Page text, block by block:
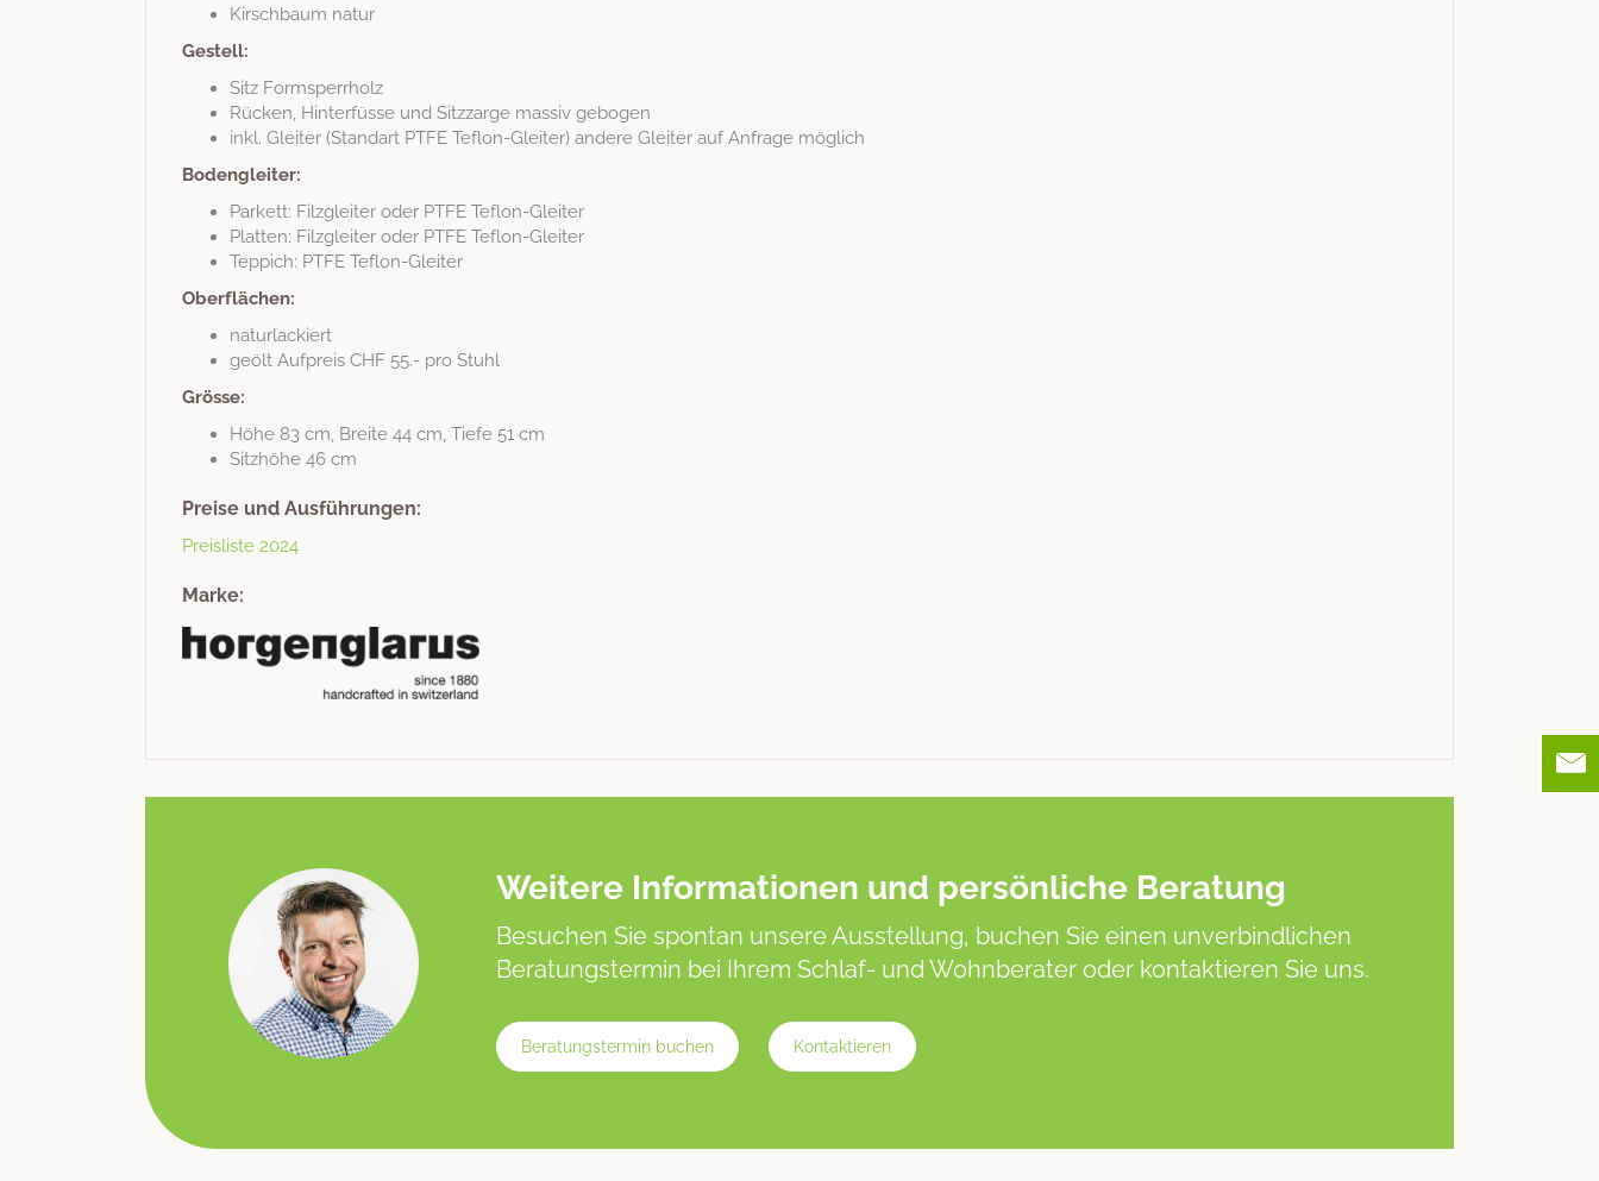
Kirschbaum natur
Gestell:
Sitz Formsper­rholz
Rück­en, Hin­ter­füsse und Sitz­zarge mas­siv gebogen
inkl. Gleit­er (Stan­dart PTFE Teflon-Gleit­er) andere Gleit­er auf Anfrage möglich
Boden­gleit­er:
Par­kett: Filz­gleit­er oder PTFE Teflon-Gleiter
Plat­ten: Filz­gleit­er oder PTFE Teflon-Gleiter
Tep­pich: PTFE Teflon-Gleiter
Ober­flächen:
naturlack­iert
geölt Auf­preis CHF 55.- pro Stuhl
Grösse:
Höhe 83 cm, Bre­ite 44 cm, Tiefe 51 cm
Sitzhöhe 46 cm
Preise und Ausführungen:
Preis­liste 2024
Marke:
Weitere Informationen und persönliche Beratung
Besuchen Sie spontan unsere Ausstellung, buchen Sie einen unverbindlichen
Beratungstermin bei Ihrem Schlaf- und Wohnberater oder kontaktieren Sie uns.
Beratungstermin buchen Kontaktieren